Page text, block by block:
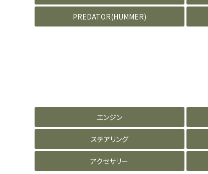
PREDATOR(HUMMER)
エンジン
ステアリング
アクセサリー